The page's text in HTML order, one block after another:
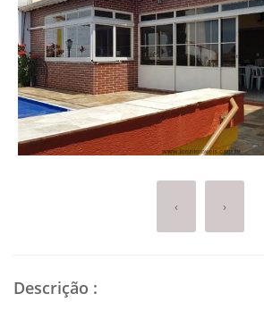
‹ ›
Descrição :